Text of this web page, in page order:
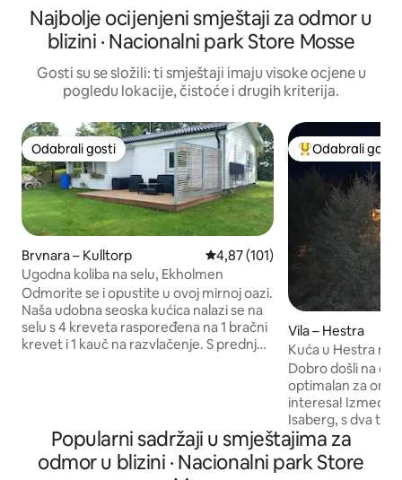
Najbolje ocijenjeni smještaji za odmor u
blizini · Nacionalni park Store Mosse
Gosti su se složili: ti smještaji imaju visoke ocjene u
pogledu lokacije, čistoće i drugih kriterija.
Odabrali gosti
Odabrali gosti
Brvnara – Kulltorp Prosječna ocjena: 4,87/5,
4,87 (101)
Ugodna koliba na selu, Ekholmen
Odmorite se i opustite u ovoj mirnoj oazi.
Naša udobna seoska kućica nalazi se na
selu s 4 kreveta raspoređena na 1 bračni
krevet i 1 kauč na razvlačenje. S prednje
čamac na vesla, a na raspolaganju vam je
i nekoliko bicikala. Od lijepog javnog
kupališta dijeli vas tek nekoliko koraka.
Među najviše
Odabrali gosti
Vila – Hestra
Kuća u Hestra na
i 2 djece)
Dobro došli na
optimalan za one
interesa! Između
Isaberg, s dva
terenom s
smještaj s
golfa i padela,
Popularni sadržaji u smještajima za
odmor u blizini · Nacionalni park Store